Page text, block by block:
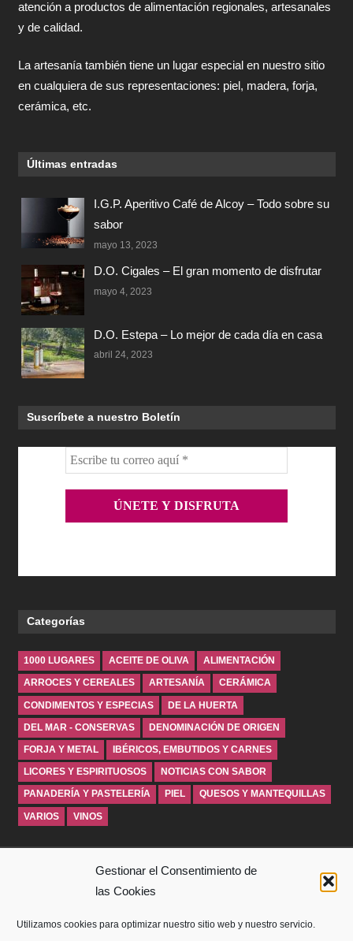
Gestionar el Consentimiento de
las Cookies
Utilizamos cookies para optimizar nuestro sitio web y nuestro servicio.
atención a productos de alimentación regionales, artesanales
y de calidad.
La artesanía también tiene un lugar especial en nuestro sitio
en cualquiera de sus representaciones: piel, madera, forja,
cerámica, etc.
Últimas entradas
I.G.P. Aperitivo Café de Alcoy – Todo sobre su
sabor
mayo 13, 2023
D.O. Cigales – El gran momento de disfrutar
mayo 4, 2023
D.O. Estepa – Lo mejor de cada día en casa
abril 24, 2023
Suscríbete a nuestro Boletín
Categorías
1000 LUGARES ACEITE DE OLIVA ALIMENTACIÓN
ARROCES Y CEREALES ARTESANÍA CERÁMICA
CONDIMENTOS Y ESPECIAS DE LA HUERTA
DEL MAR - CONSERVAS DENOMINACIÓN DE ORIGEN
FORJA Y METAL IBÉRICOS, EMBUTIDOS Y CARNES
LICORES Y ESPIRITUOSOS NOTICIAS CON SABOR
PANADERÍA Y PASTELERÍA PIEL QUESOS Y MANTEQUILLAS
VARIOS VINOS
SOBRE WINDROSEBLOG
AVISO LEGAL